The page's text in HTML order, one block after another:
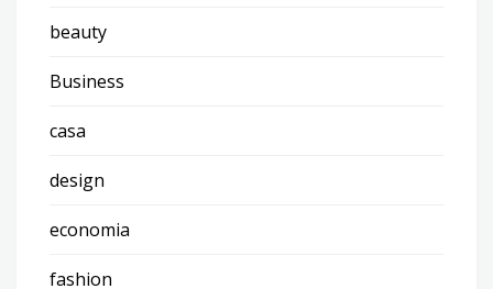
beauty
Business
casa
design
economia
fashion